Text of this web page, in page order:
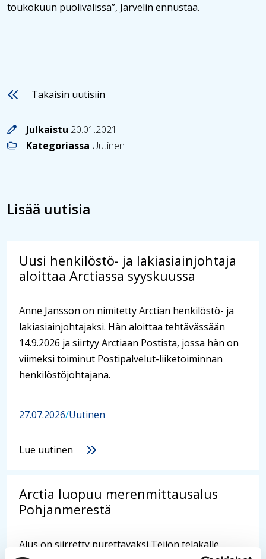
toukokuun puolivälissä”, Järvelin ennustaa.
Takaisin uutisiin
Julkaistu 20.01.2021
Kategoriassa Uutinen
Lisää uutisia
Uusi henkilöstö- ja lakiasiainjohtaja
aloittaa Arctiassa syyskuussa
Anne Jansson on nimitetty Arctian henkilöstö- ja
lakiasiainjohtajaksi. Hän aloittaa tehtävässään
14.9.2026 ja siirtyy Arctiaan Postista, jossa hän on
viimeksi toiminut Postipalvelut-liiketoiminnan
henkilöstöjohtajana.
27.07.2026/Uutinen
Lue uutinen
Arctia luopuu merenmittausalus
Pohjanmerestä
Alus on siirretty purettavaksi Teijon telakalle.